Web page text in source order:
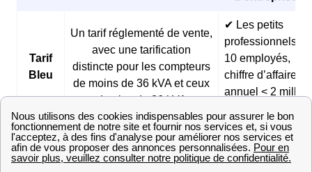
Tarif
Bleu
Un tarif réglementé de vente,
avec une tarification
distincte pour les compteurs
de moins de 36 kVA et ceux
de plus de 36 kVA
✔ Les petits
professionnels (<
10 employés,
chiffre d’affaires
annuel < 2
Des prix fixes sur 3 ans et
✔ Les
et les pâtisseries